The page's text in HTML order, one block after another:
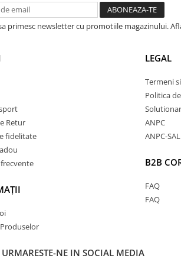
acest material reglează mai bine
excesivă.
redus asupra mediului– Cultivat fără
și la conservarea ecosistemelor naturale.
pentru piele și sănătate
– Spre
cel organic este cultivat și prelucrat
că este mai sigur pentru piele și mai
pentru cei care caută un stil de viață sănătos
aceste beneficii fac din bumbacul organic o
primesc newsletter cu promotiile magazinului.
Retur
fidelitate
LEGAL
Termeni
Politica
ANPC
ANPC-SAL
B2B
FAQ
FAQ
URMARESTE-NE IN SOCIAL MEDIA